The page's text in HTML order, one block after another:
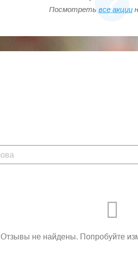
Посмотреть все акции
Отзывы не найдены. Попробуйте